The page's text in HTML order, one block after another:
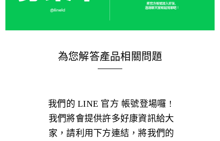
為您解答產品相關問題
我們的 LINE 官方 帳號登場囉 !
我們將會提供許多好康資訊給大
家，請利用下方連結，將我們的